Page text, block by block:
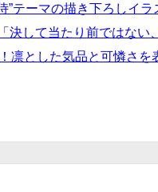
”テーマの描き下ろしイ
決して当たり前ではない
凛とした気品と可憐さを